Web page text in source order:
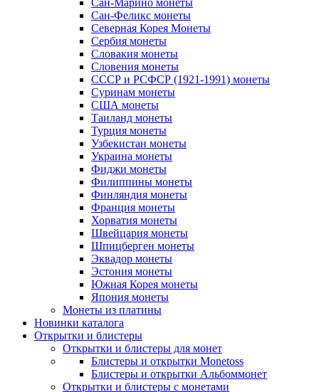
Сан-Марино монеты
Сан-Феликс монеты
Северная Корея Монеты
Сербия монеты
Словакия монеты
Словения монеты
СССР и РСФСР (1921-1991) монеты
Суринам монеты
США монеты
Таиланд монеты
Турция монеты
Узбекистан монеты
Украина монеты
Фиджи монеты
Филиппины монеты
Финляндия монеты
Франция монеты
Хорватия монеты
Швейцария монеты
Шпицберген монеты
Эквадор монеты
Эстония монеты
Южная Корея монеты
Япония монеты
Монеты из платины
Новинки каталога
Открытки и блистеры
Открытки и блистеры для монет
Блистеры и открытки Monetoss
Блистеры и открытки Альбоммонет
Открытки и блистеры с монетами